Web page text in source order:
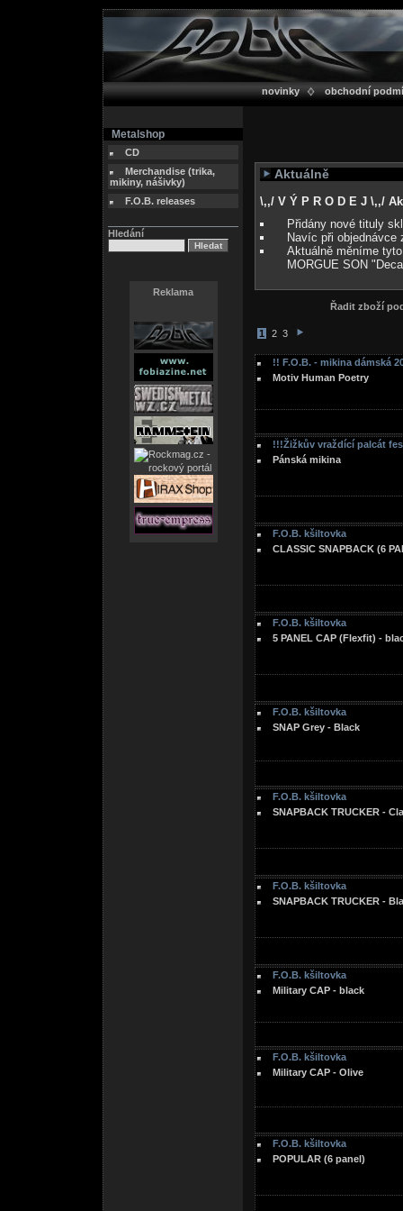
novinky obchodní
Metalshop
CD
Merchandise (trika,
mikiny, nášivky)
F.O.B. releases
Hledání
Reklama
Aktuálně
\,,/ V Ý P R O D E J \,,/
Přidány nové tituly
Navíc při
Aktuálně měníme
MORGUE SON
Řadit zboží
1 2 3
!! F.O.B. - mikina dámská
Motiv Human Poetry
!!!Žižkův vraždící palcát
Pánská mikina
F.O.B. kšiltovka
CLASSIC SNAPBACK (6
F.O.B. kšiltovka
5 PANEL CAP (Flexfit) -
F.O.B. kšiltovka
SNAP Grey - Black
F.O.B. kšiltovka
SNAPBACK TRUCKER -
F.O.B. kšiltovka
SNAPBACK TRUCKER -
F.O.B. kšiltovka
Military CAP - black
F.O.B. kšiltovka
Military CAP - Olive
F.O.B. kšiltovka
POPULAR (6 panel)